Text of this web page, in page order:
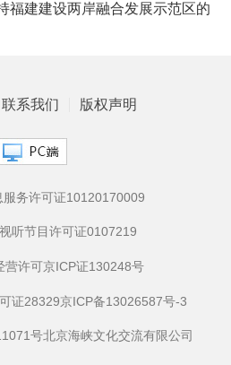
福建建设两岸融合发展示范区的
联系我们 版权声明
务许可证10120170009
听节目许可证0107219
营许可京ICP证130248号
证28329京ICP备13026587号-3
号北京海峡文化交流有限公司